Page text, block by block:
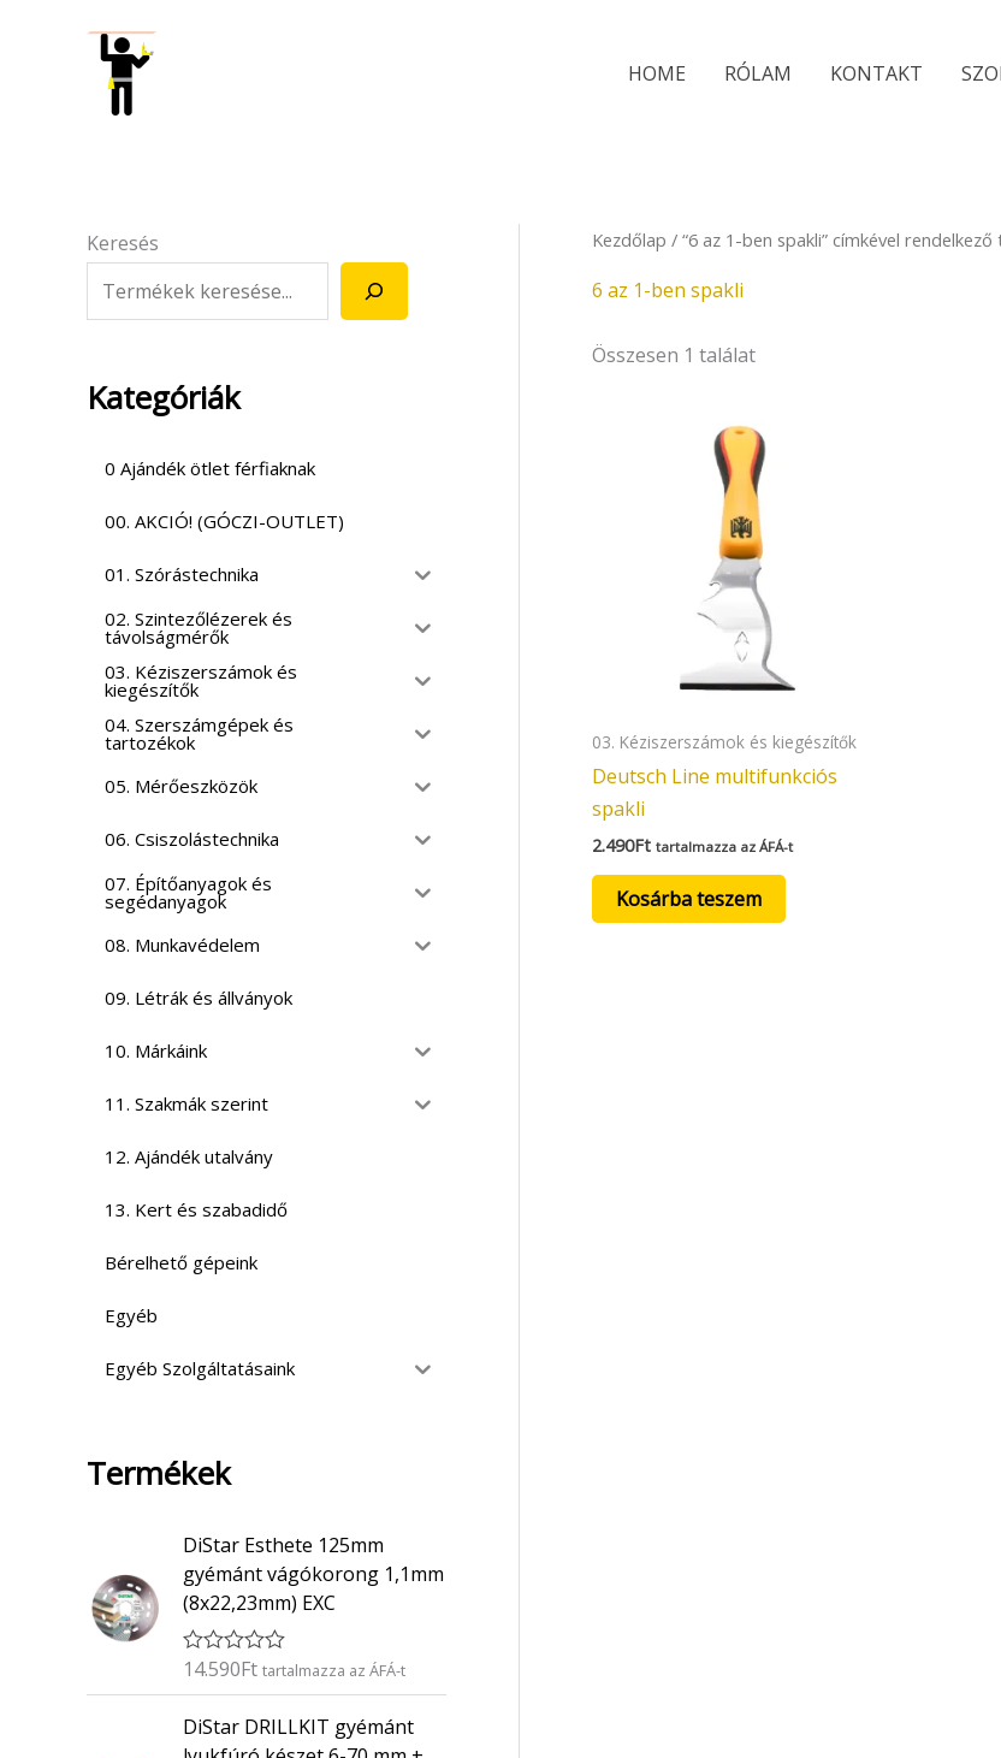
HOME RÓLAM KONTAKT
Keresés
Kategóriák
0 Ajándék ötlet férfiaknak
00. AKCIÓ! (GÓCZI-OUTLET)
01. Szórástechnika
02. Szintezőlézerek és
távolságmérők
03. Kéziszerszámok és
kiegészítők
04. Szerszámgépek és
tartozékok
05. Mérőeszközök
06. Csiszolástechnika
07. Építőanyagok és
segédanyagok
08. Munkavédelem
09. Létrák és állványok
10. Márkáink
11. Szakmák szerint
12. Ajándék utalvány
13. Kert és szabadidő
Bérelhető gépeink
Egyéb
Egyéb Szolgáltatásaink
Termékek
DiStar Esthete 125mm
gyémánt vágókorong 1,1mm
(8x22,23mm) EXC
É
é
k
14.590Ft tartalmazza az ÁFÁ-t
DiStar DRILLKIT gyémánt
Kezdőlap / “6 az 1-ben spakli” címkével
6 az 1-ben spakli
Összesen 1 találat
03. Kéziszerszámok és kiegészítők
Deutsch Line multifunkciós
spakli
2.490Ft tartalmazza az ÁFÁ-t
Kosárba teszem